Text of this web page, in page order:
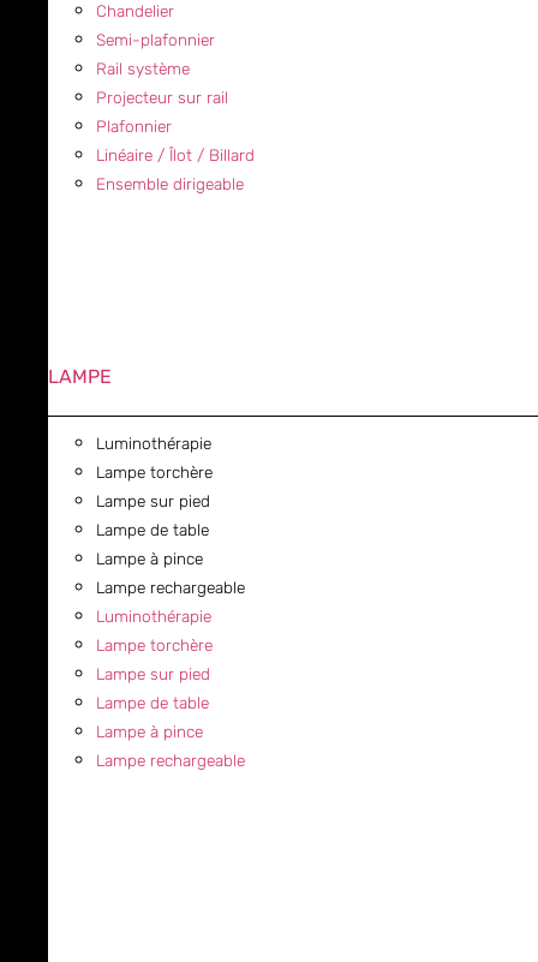
Chandelier
Semi-plafonnier
Rail système
Projecteur sur rail
Plafonnier
Linéaire / Îlot / Billard
Ensemble dirigeable
LAMPE
Luminothérapie
Lampe torchère
Lampe sur pied
Lampe de table
Lampe à pince
Lampe rechargeable
Luminothérapie
Lampe torchère
Lampe sur pied
Lampe de table
Lampe à pince
Lampe rechargeable